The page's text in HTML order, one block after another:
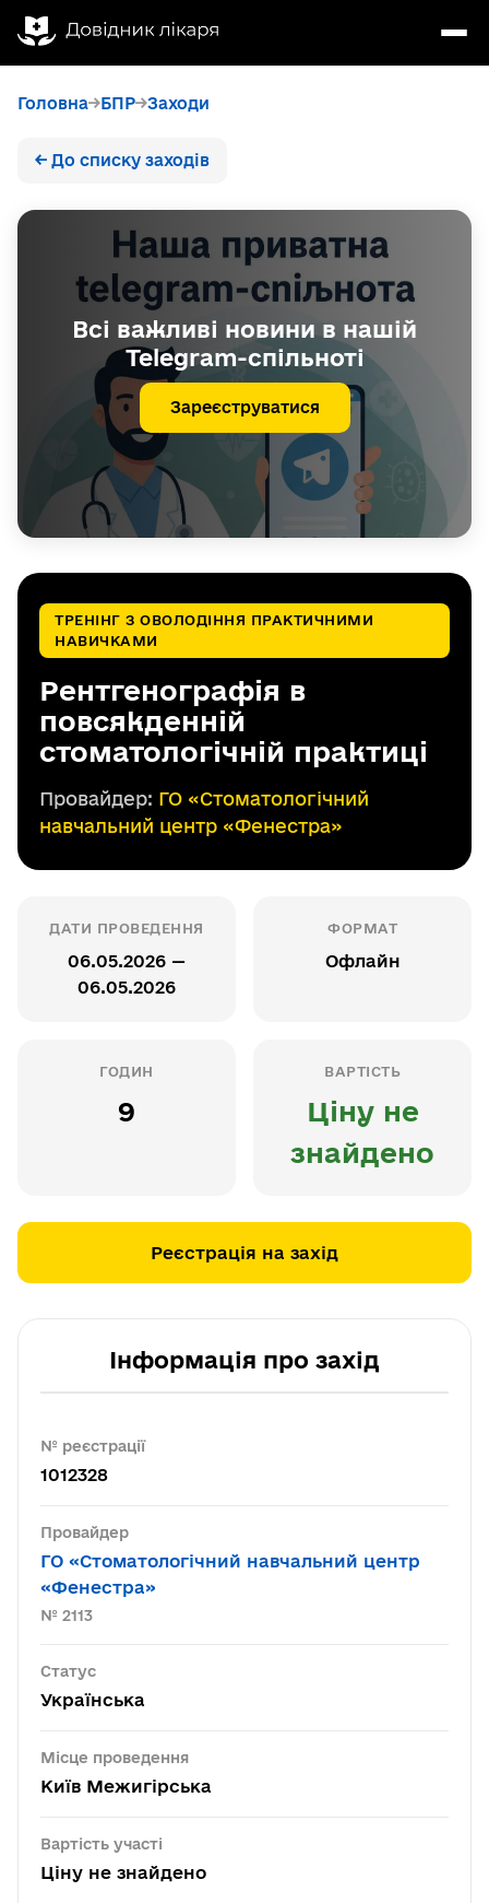
Головна БПР Заходи
← До списку заходів
Всі важливі новини в нашій
Telegram-спільноті
Зареєструватися
ТРЕНІНГ З ОВОЛОДІННЯ ПРАКТИЧНИМИ
НАВИЧКАМИ
Рентгенографія в
повсякденній
стоматологічній практиці
Провайдер: ГО «Стоматологічний
навчальний центр «Фенестра»
ДАТИ ПРОВЕДЕННЯ
06.05.2026 —
06.05.2026
ФОРМАТ
Офлайн
ГОДИН
9
ВАРТІСТЬ
Ціну не
знайдено
Реєстрація на захід
Інформація про захід
№ реєстрації
1012328
Провайдер
ГО «Стоматологічний навчальний центр
«Фенестра»
№ 2113
Статус
Українська
Місце проведення
Київ Межигірська
Вартість участі
Ціну не знайдено